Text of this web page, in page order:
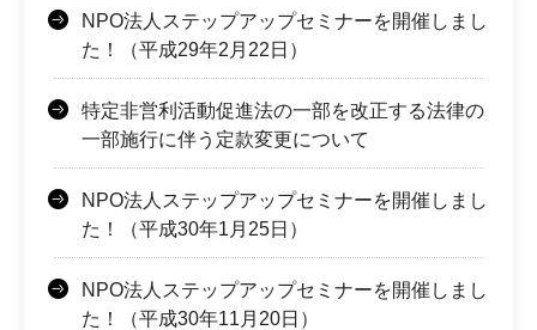
NPO法人ステップアップセミナーを開催しまし
た！（平成29年2月22日）
特定非営利活動促進法の一部を改正する法律の
一部施行に伴う定款変更について
NPO法人ステップアップセミナーを開催しまし
た！（平成30年1月25日）
NPO法人ステップアップセミナーを開催しまし
た！（平成30年11月20日）